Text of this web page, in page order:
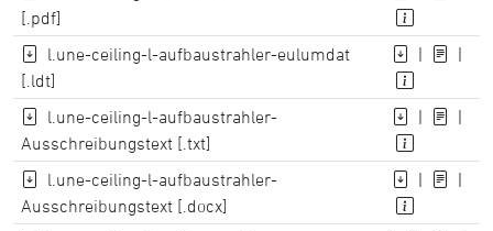
[.pdf]
l.une-ceiling-l-aufbaustrahler-eulumdat
[.ldt]
| |
l.une-ceiling-l-aufbaustrahler-
Ausschreibungstext [.txt]
| |
l.une-ceiling-l-aufbaustrahler-
Ausschreibungstext [.docx]
| |